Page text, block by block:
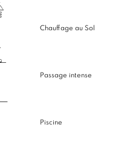
Chauffage au Sol
Passage intense
Piscine